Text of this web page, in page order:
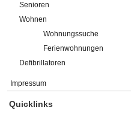
Senioren
Wohnen
Wohnungssuche
Ferienwohnungen
Defibrillatoren
Impressum
Quicklinks